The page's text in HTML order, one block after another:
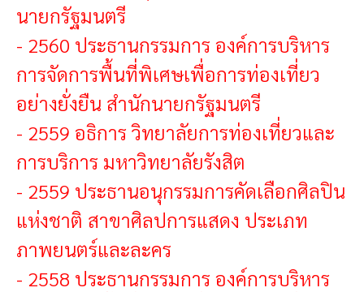
นายกรัฐมนตรี
- 2560 ประธานกรรมการ องค์การบริหาร
การจัดการพื้นที่พิเศษเพื่อการท่องเที่ยว
อย่างยั่งยืน สำนักนายกรัฐมนตรี
- 2559 อธิการ วิทยาลัยการท่องเที่ยวและ
การบริการ มหาวิทยาลัยรังสิต
- 2559 ประธานอนุกรรมการคัดเลือกศิลปิน
แห่งชาติ สาขาศิลปการแสดง ประเภท
ภาพยนตร์และละคร
- 2558 ประธานกรรมการ องค์การบริหาร